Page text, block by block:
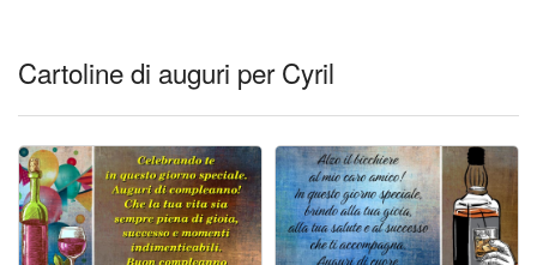
Cartoline di auguri per Cyril